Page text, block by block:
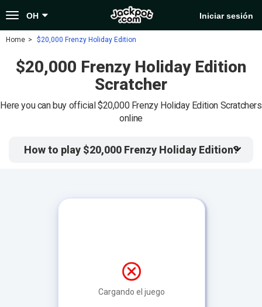
Toggle
navigation
OH Iniciar sesión
Home $20,000 Frenzy Holiday Edition
$20,000 Frenzy Holiday Edition
Scratcher
Here you can buy official $20,000 Frenzy Holiday Edition Scratchers
online
How to play $20,000 Frenzy Holiday Edition?
Cargando el juego